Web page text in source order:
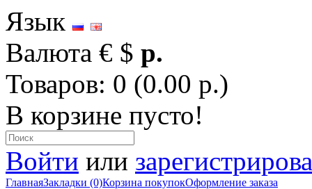
Язык
Валюта € $ р.
Товаров: 0 (0.00 р.)
В корзине пусто!
Войти или
ГлавнаяЗакладки (0)Корзина покупокОформление заказа